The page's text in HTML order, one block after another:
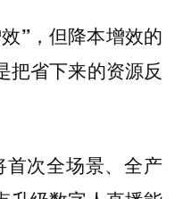
”，但降本增效的
把省下来的资源反
次全场景、全产